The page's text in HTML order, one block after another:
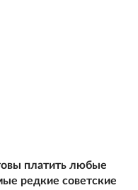
платить любые
редкие советские